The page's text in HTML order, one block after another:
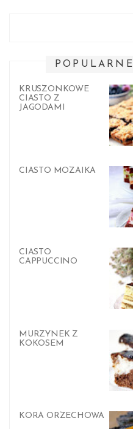
POPULARNE
KRUSZONKOWE
CIASTO Z
JAGODAMI
CIASTO MOZAIKA
CIASTO
CAPPUCCINO
MURZYNEK Z
KOKOSEM
KORA ORZECHOWA